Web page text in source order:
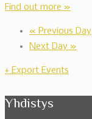
Find out more »
« Previous Day
Next Day »
+ Export Events
Yhdistys